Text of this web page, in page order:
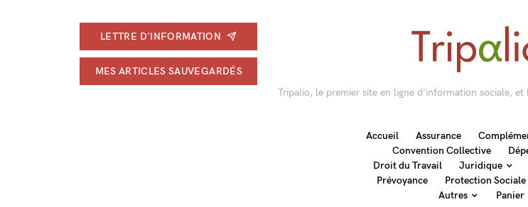
LETTRE D'INFORMATION
MES ARTICLES SAUVEGARDÉS
Tripalio, le premier site en ligne d'information sociale, et
Accueil Assurance
Convention Collective
Droit du Travail
Juridique
Prévoyance
Protection Sociale
Autres
Panier